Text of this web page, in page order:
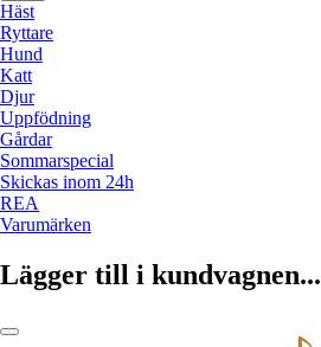
Häst
Ryttare
Hund
Katt
Djur
Uppfödning
Gårdar
Sommarspecial
Skickas inom 24h
REA
Varumärken
Lägger till i kundvagnen...